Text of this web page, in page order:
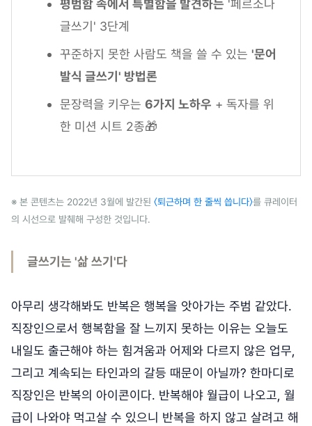
평범함 속에서 특별함을 발견하는 '페르소나
글쓰기' 3단계
꾸준하지 못한 사람도 책을 쓸 수 있는 '문어
발식 글쓰기' 방법론
문장력을 키우는 6가지 노하우 + 독자를 위
한 미션 시트 2종🎁
※ 본 콘텐츠는 2022년 3월에 발간된 〈퇴근하며 한 줄씩 씁니다〉를 큐레이터
의 시선으로 발췌해 구성한 것입니다.
글쓰기는 '삶 쓰기'다
아무리 생각해봐도 반복은 행복을 앗아가는 주범 같았다.
직장인으로서 행복함을 잘 느끼지 못하는 이유는 오늘도
내일도 출근해야 하는 힘겨움과 어제와 다르지 않은 업무,
그리고 계속되는 타인과의 갈등 때문이 아닐까? 한마디로
직장인은 반복의 아이콘이다. 반복해야 월급이 나오고, 월
급이 나와야 먹고살 수 있으니 반복을 하지 않고 살려고 해